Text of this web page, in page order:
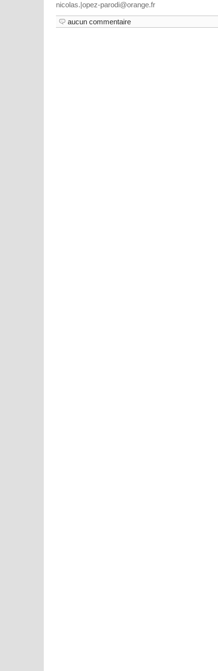
nicolas.|opez-parodi@orange.fr
aucun commentaire